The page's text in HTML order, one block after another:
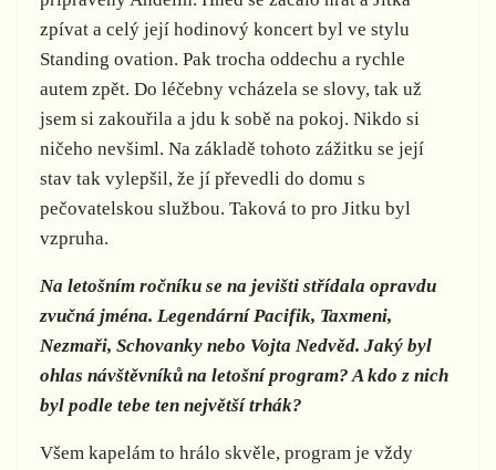
zpívat a celý její hodinový koncert byl ve stylu
Standing ovation. Pak trocha oddechu a rychle
autem zpět. Do léčebny vcházela se slovy, tak už
jsem si zakouřila a jdu k sobě na pokoj. Nikdo si
ničeho nevšiml. Na základě tohoto zážitku se její
stav tak vylepšil, že jí převedli do domu s
pečovatelskou službou. Taková to pro Jitku byl
vzpruha.
Na letošním ročníku se na jevišti střídala opravdu
zvučná jména. Legendární Pacifik, Taxmeni,
Nezmaři, Schovanky nebo Vojta Nedvěd. Jaký byl
ohlas návštěvníků na letošní program? A kdo z nich
byl podle tebe ten největší trhák?
Všem kapelám to hrálo skvěle, program je vždy